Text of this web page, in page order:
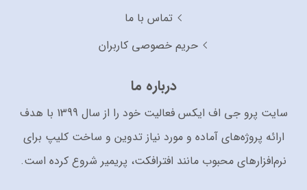
تماس با ما
حریم خصوصی کاربران
درباره ما
سایت پرو جی اف ایکس فعالیت خود را از سال 1399 با هدف
ارائه پروژه‌های آماده و مورد نیاز تدوین و ساخت کلیپ برای
نرم‌افزارهای محبوب مانند افترافکت، پریمیر شروع کرده است.